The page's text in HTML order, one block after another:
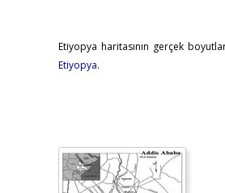
Etiyopya haritasının gerçek
Etiyopya.